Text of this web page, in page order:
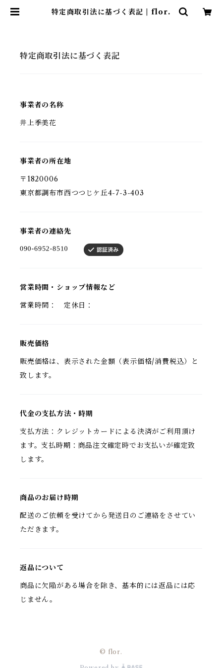
特定商取引法に基づく表記 | flor.
特定商取引法に基づく表記
事業者の名称
井上季美花
事業者の所在地
〒1820006
東京都調布市西つつじケ丘4-7-3-403
事業者の連絡先
営業時間・ショップ情報など
営業時間： 定休日：
販売価格
販売価格は、表示された金額（表示価格/消費税込）と
致します。
代金の支払方法・時期
支払方法：クレジットカードによる決済がご利用頂け
ます。支払時期：商品注文確定時でお支払いが確定致
します。
商品のお届け時期
配送のご依頼を受けてから発送日のご連絡をさせてい
ただきます。
返品について
商品に欠陥がある場合を除き、基本的には返品には応
じません。
© flor.